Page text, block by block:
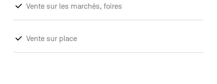
Vente sur les marchés, foires
Vente sur place